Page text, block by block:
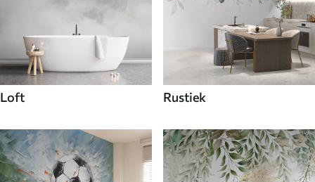
Loft Rustiek